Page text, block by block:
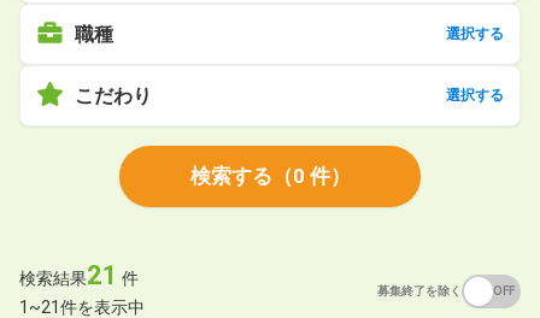
職種 選択する
こだわり 選択する
検索する （0 件）
検索結果21 件
1~21件を表示中
募集終了を除く OFF